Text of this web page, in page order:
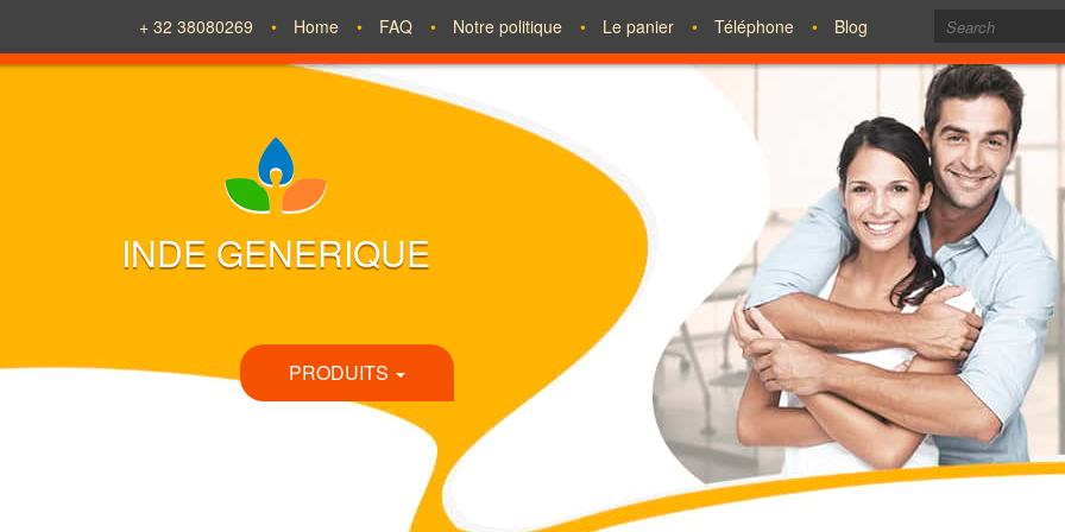
+ 32 38080269 Home FAQ Notre politique Le panier Téléphone Blog
INDE GENERIQUE
PRODUITS